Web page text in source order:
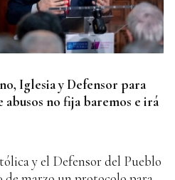
Iglesia y Defensor para
no fija baremos e irá
y el Defensor del Pueblo